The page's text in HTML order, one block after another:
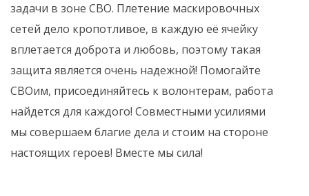
задачи в зоне СВО. Плетение маскировочных
сетей дело кропотливое, в каждую её ячейку
вплетается доброта и любовь, поэтому такая
защита является очень надежной! Помогайте
СВОим, присоединяйтесь к волонтерам, работа
найдется для каждого! Совместными усилиями
мы совершаем благие дела и стоим на стороне
настоящих героев! Вместе мы сила!